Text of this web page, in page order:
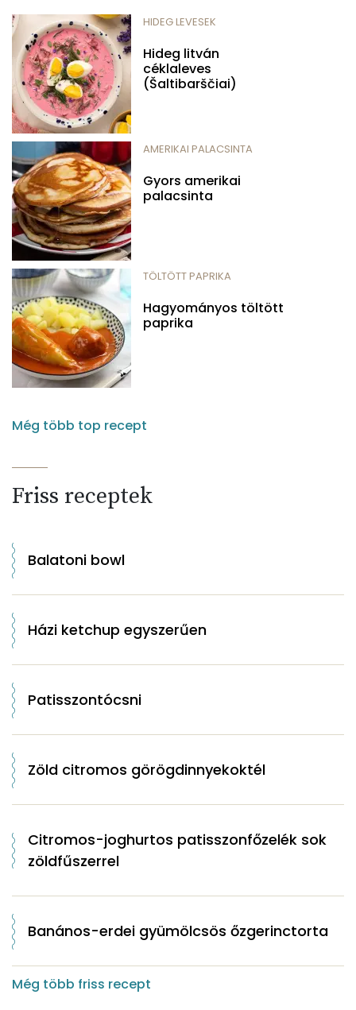
HIDEG LEVESEK
Hideg litván
céklaleves
(Šaltibarščiai)
AMERIKAI PALACSINTA
Gyors amerikai
palacsinta
TÖLTÖTT PAPRIKA
Hagyományos töltött
paprika
Még több top recept
Friss receptek
Balatoni bowl
Házi ketchup egyszerűen
Patisszontócsni
Zöld citromos görögdinnyekoktél
Citromos-joghurtos patisszonfőzelék sok
zöldfűszerrel
Banános-erdei gyümölcsös őzgerinctorta
Még több friss recept